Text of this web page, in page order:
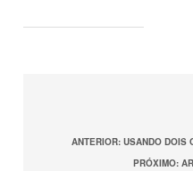
ANTERIOR: USANDO DOIS
PRÓXIMO: